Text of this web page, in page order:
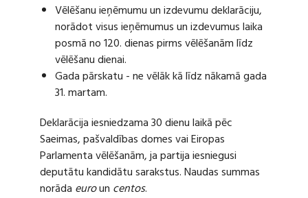
Vēlēšanu ieņēmumu un izdevumu deklarāciju,
norādot visus ieņēmumus un izdevumus laika
posmā no 120. dienas pirms vēlēšanām līdz
vēlēšanu dienai.
Gada pārskatu - ne vēlāk kā līdz nākamā gada
31. martam.
Deklarācija iesniedzama 30 dienu laikā pēc
Saeimas, pašvaldības domes vai Eiropas
Parlamenta vēlēšanām, ja partija iesniegusi
deputātu kandidātu sarakstus. Naudas summas
norāda euroun centos.